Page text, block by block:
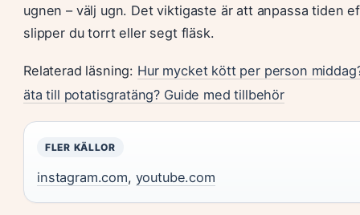
ugnen – välj ugn. Det viktigaste är att anpassa tiden
slipper du torrt eller segt fläsk.
Relaterad läsning: Hur mycket kött per person
äta till potatisgratäng? Guide med tillbehör
FLER KÄLLOR
instagram.com, youtube.com